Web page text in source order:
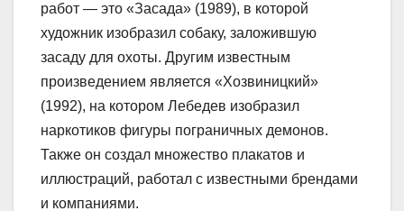
работ — это «Засада» (1989), в которой
художник изобразил собаку, заложившую
засаду для охоты. Другим известным
произведением является «Хозвиницкий»
(1992), на котором Лебедев изобразил
наркотиков фигуры пограничных демонов.
Также он создал множество плакатов и
иллюстраций, работал с известными брендами
и компаниями.